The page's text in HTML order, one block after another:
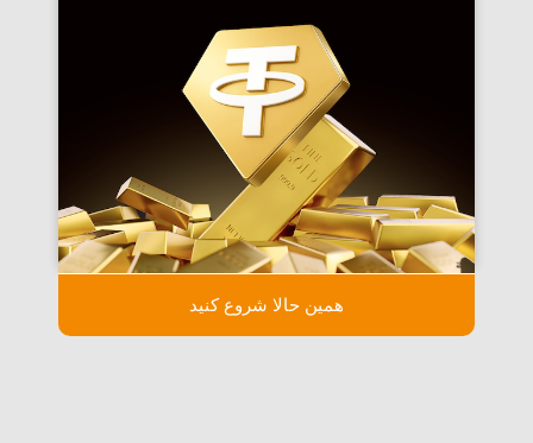
همین حالا شروع کنید